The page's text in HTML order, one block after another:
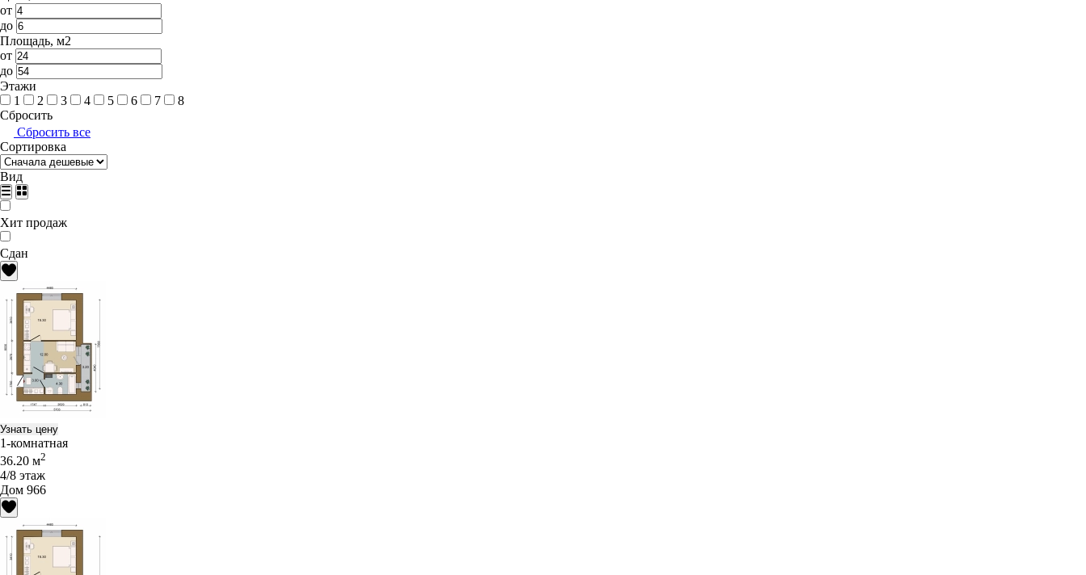
от
до
Площадь, м2
от
до
Этажи
1
2 3 4 5 6 7
8
Сбросить
Сбросить все
Сортировка
Вид
Хит продаж
Сдан
Узнать цену
1-комнатная
36.20 м2
4/8 этаж
Дом 966